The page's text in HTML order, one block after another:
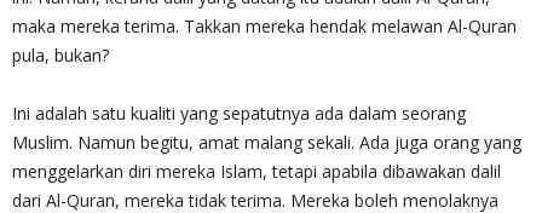
maka mereka terima. Takkan mereka hendak melawan Al-Quran
pula, bukan?
Ini adalah satu kualiti yang sepatutnya ada dalam seorang
Muslim. Namun begitu, amat malang sekali. Ada juga orang yang
menggelarkan diri mereka Islam, tetapi apabila dibawakan dalil
dari Al-Quran, mereka tidak terima. Mereka boleh menolaknya